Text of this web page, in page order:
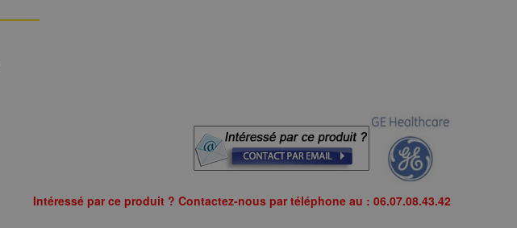
Intéressé par ce produit ? Contactez-nous par téléphone au : 06.07.08.43.42